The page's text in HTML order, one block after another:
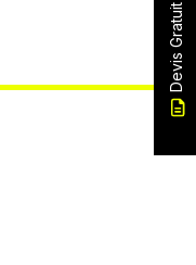
Devis Gratuit